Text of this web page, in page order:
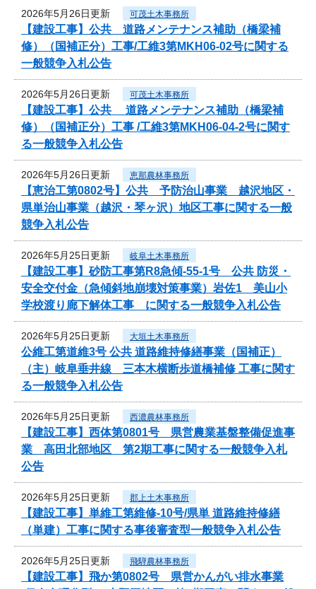
2026年5月26日更新 可茂土木事務所
【建設工事】公共 道路メンテナンス補助（橋梁補
修）（国補正分）工事/工維3第MKH06-02号に関する
一般競争入札公告
2026年5月26日更新 可茂土木事務所
【建設工事】公共 道路メンテナンス補助（橋梁補
修）（国補正分）工事 /工維3第MKH06-04-2号に関す
る一般競争入札公告
2026年5月26日更新 恵那農林事務所
【恵治工第0802号】公共 予防治山事業 越沢地区・
県単治山事業（越沢・琴ヶ沢）地区工事に関する一般
競争入札公告
2026年5月25日更新 岐阜土木事務所
【建設工事】砂防工事第R8急傾-55-1号 公共 防災・
安全交付金（急傾斜地崩壊対策事業）岩佐1 美山小
学校渡り廊下解体工事 に関する一般競争入札公告
2026年5月25日更新 大垣土木事務所
公維工第道維3号 公共 道路維持修繕事業（国補正）
（主）岐阜垂井線 三本木横断歩道橋補修 工事に関す
る一般競争入札公告
2026年5月25日更新 西濃農林事務所
【建設工事】西体第0801号 県営農業基盤整備促進事
業 高田北部地区 第2期工事に関する一般競争入札
公告
2026年5月25日更新 郡上土木事務所
【建設工事】単維工第維修-10号/県単 道路維持修繕
（単建）工事に関する事後審査型一般競争入札公告
2026年5月25日更新 飛騨農林事務所
【建設工事】飛か第0802号 県営かんがい排水事業